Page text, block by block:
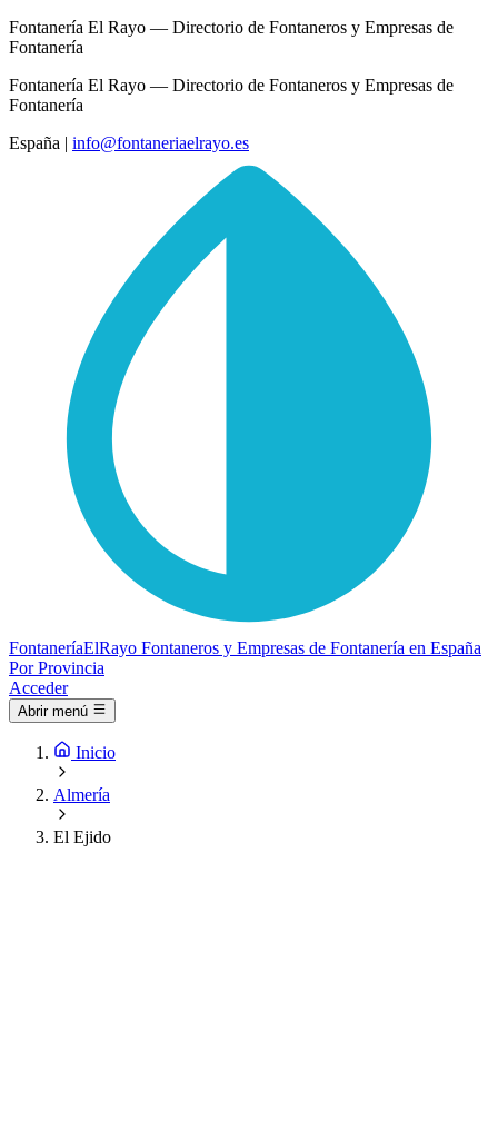
Fontanería El Rayo — Directorio de Fontaneros y Empresas de
Fontanería
Fontanería El Rayo — Directorio de Fontaneros y Empresas de
Fontanería
España | info@fontaneriaelrayo.es
FontaneríaElRayo Fontaneros y Empresas de Fontanería en España
Por Provincia
Acceder
Abrir menú
Inicio
Almería
El Ejido